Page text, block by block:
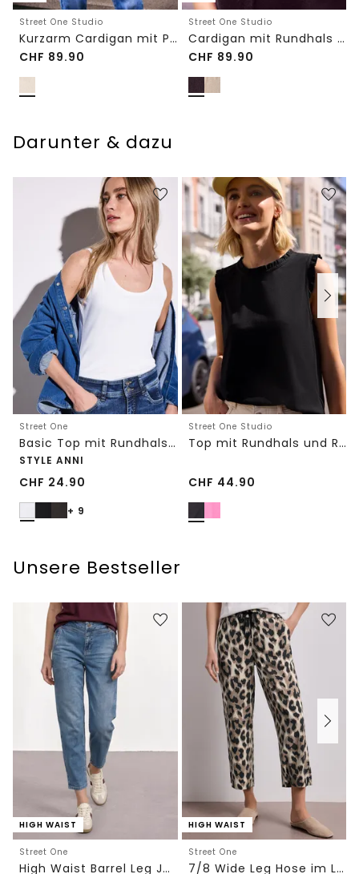
Street One Studio
Kurzarm Cardigan mit Polokragen
CHF 89.90
Street One Studio
Cardigan mit Rundhals und Knöpfen
CHF 89.90
Darunter & dazu
Street One
Basic Top mit Rundhals in Unifarbe
STYLE ANNI
CHF 24.90
+ 9
Street One Studio
Top mit Rundhals und Rüschendetails
CHF 44.90
Unsere Bestseller
HIGH WAIST
Street One
High Waist Barrel Leg Jeans im Loose Fit
HIGH WAIST
Street One
7/8 Wide Leg Hose im Loose Fit mit Print